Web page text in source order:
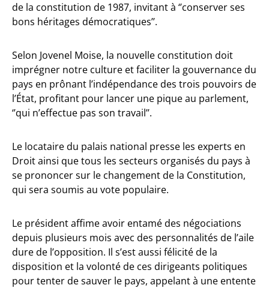
de la constitution de 1987, invitant à ‘’conserver ses
bons héritages démocratiques’’.
Selon Jovenel Moise, la nouvelle constitution doit
imprégner notre culture et faciliter la gouvernance du
pays en prônant l’indépendance des trois pouvoirs de
l’État, profitant pour lancer une pique au parlement,
‘’qui n’effectue pas son travail’’.
Le locataire du palais national presse les experts en
Droit ainsi que tous les secteurs organisés du pays à
se prononcer sur le changement de la Constitution,
qui sera soumis au vote populaire.
Le président affime avoir entamé des négociations
depuis plusieurs mois avec des personnalités de l’aile
dure de l’opposition. Il s’est aussi félicité de la
disposition et la volonté de ces dirigeants politiques
pour tenter de sauver le pays, appelant à une entente